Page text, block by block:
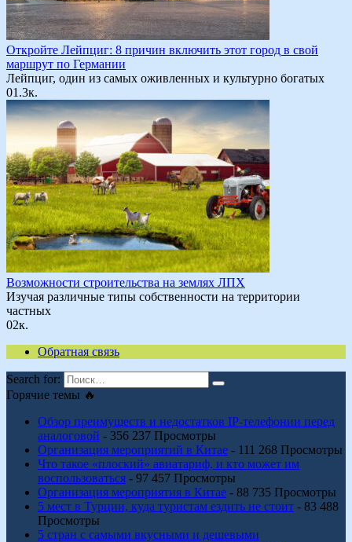
Откройте Лейпциг: 8 причин включить этот город в свой
маршрут по Германии
Лейпциг, один из самых оживленных и культурно богатых
01.3к.
Возможности строительства на землях ЛПХ
Изучая различные типы собственности на территории
частных
02к.
Обратная связь
Search for:
Горячие темы 🔥
Обзор преимуществ и недостатков IP-телефонии перед
аналоговой - 356 237 Просмотры
Организация мероприятий в Китае - 111 268 Просмотры
Что такое «плоский» авиатариф, и кто может им
воспользоваться - 97 457 Просмотры
Организация мероприятия в Китае - 88 735 Просмотры
5 мест в Турции, куда туристам ездить не стоит - 83 488
Просмотры
5 стран с самыми вкусными и дешевыми